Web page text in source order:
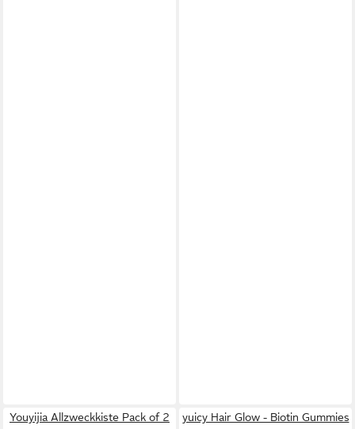
Youyijia Allzweckkiste Pack of 2 yuicy Hair Glow - Biotin Gummies